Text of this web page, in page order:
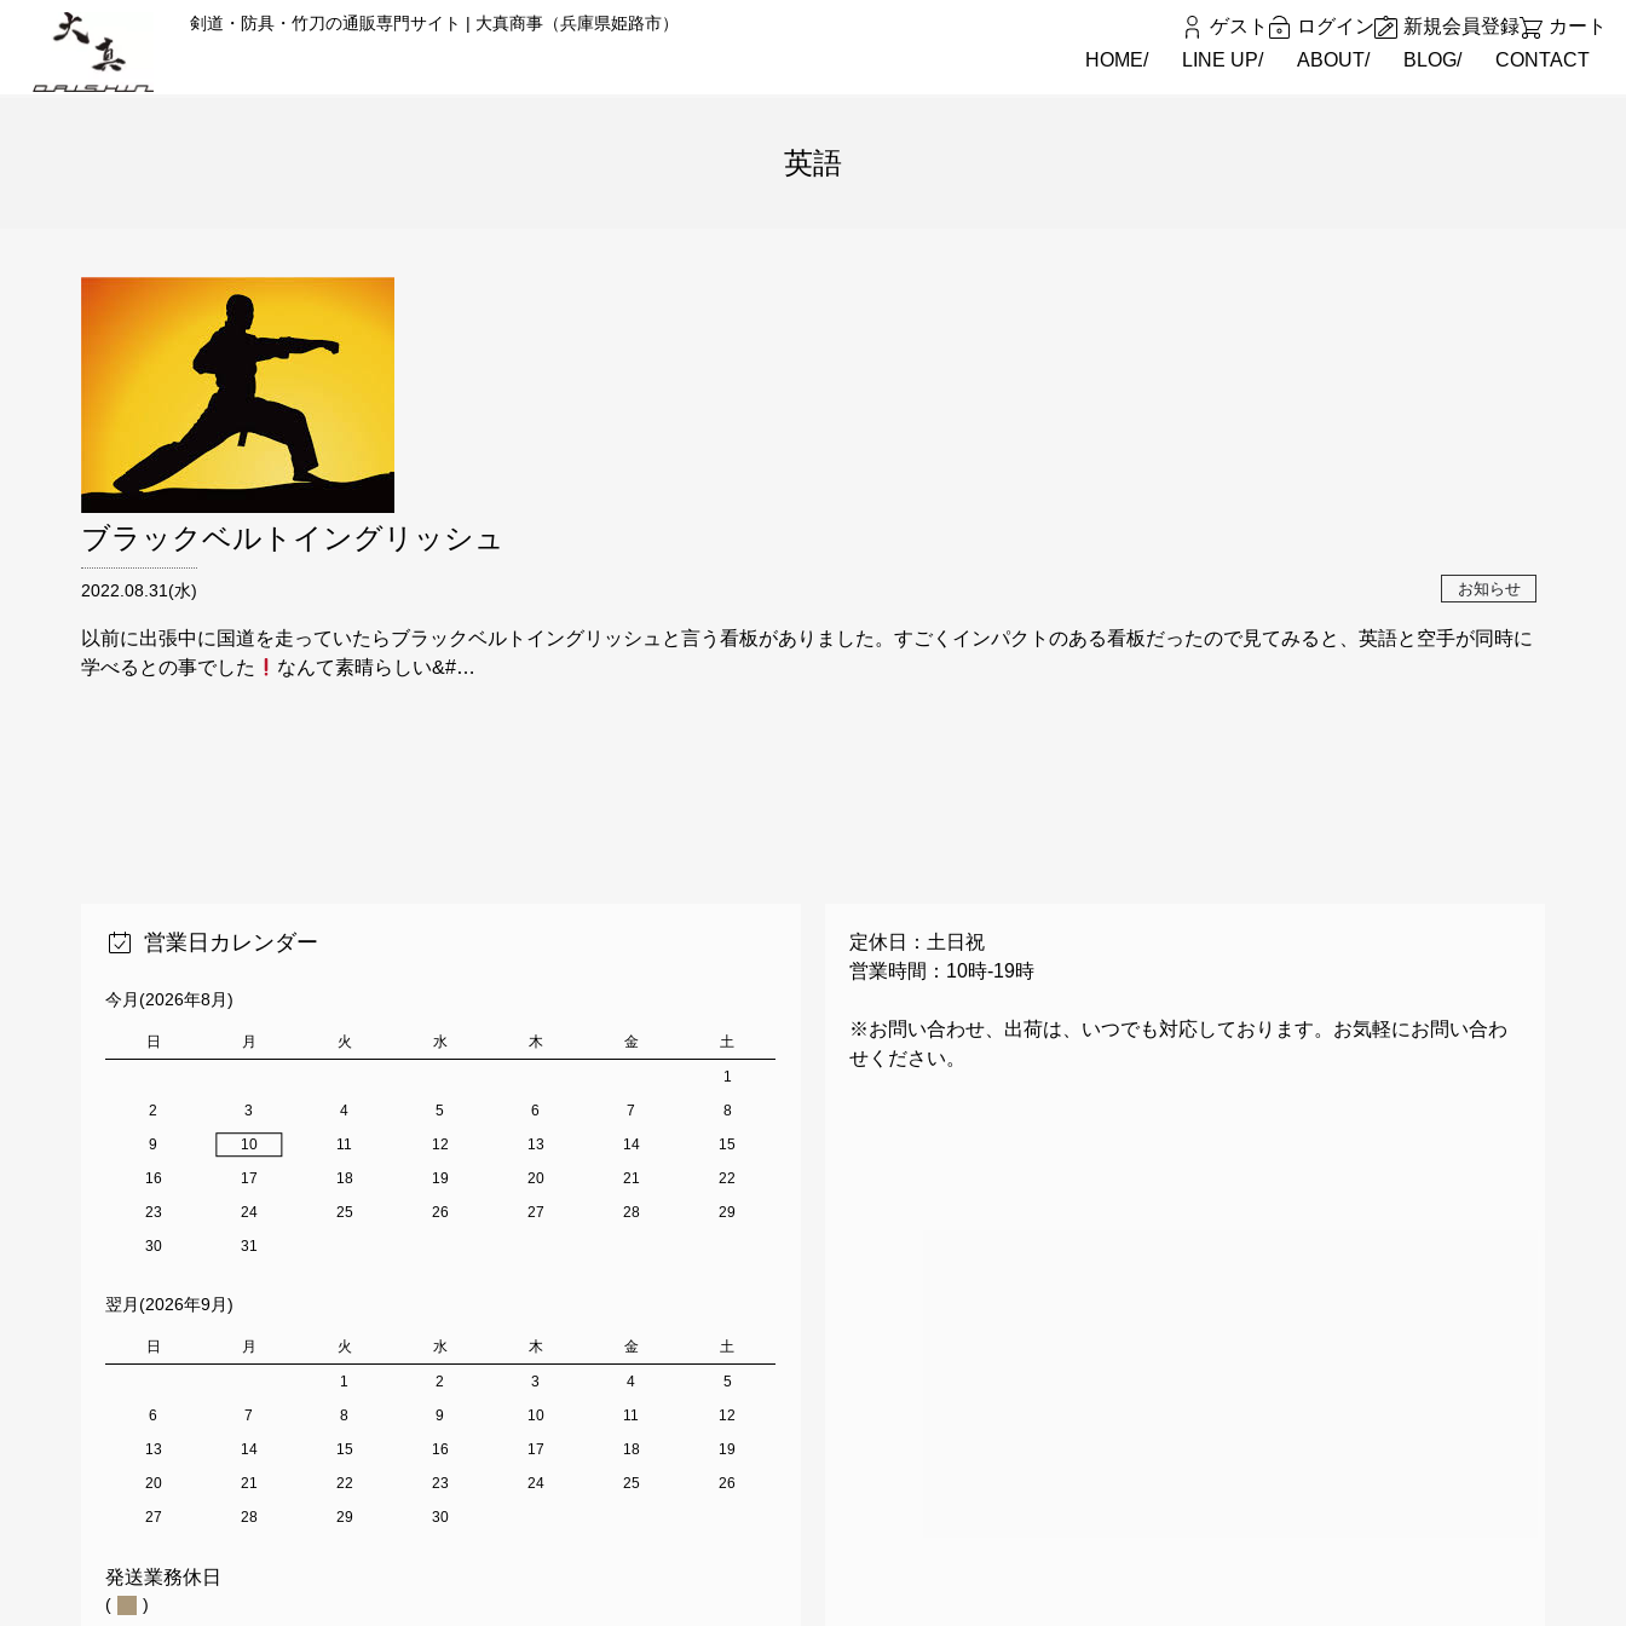
剣道・防具・竹刀の通販専門サイト | 大真商事（兵庫県姫路市） ゲスト ログイン 新規会員登録
カート
HOME
LINE UP ABOUT BLOG CONTACT
英語
ブラックベルトイングリッシュ
2022.08.31(水) お知らせ
以前に出張中に国道を走っていたらブラックベルトイングリッシュと言う看板がありました。すごくインパクトのある看板だったので見てみると、英語と空手が同時に
学べるとの事でした
なんて素晴らしい&#…
営業日カレンダー
今月(2026年8月)
日 月 火 水 木 金 土
1
2
3 4 5 6 7
8
9
10 11 12 13 14
15
16
17 18 19 20 21
22
23
24 25 26 27 28
29
30
31
翌月(2026年9月)
日 月 火 水 木 金 土
1 2 3 4
5
6
7 8 9 10 11
12
13
14 15 16 17 18
19
20
21 22 23 24 25
26
27
28 29 30
発送業務休日
( )
定休日：土日祝
営業時間：10時-19時
※お問い合わせ、出荷は、いつでも対応しております。お気軽にお問い合わ
せください。